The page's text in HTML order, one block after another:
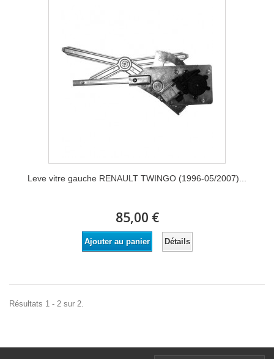
Leve vitre gauche RENAULT TWINGO (1996-05/2007)...
85,00 €
Ajouter au panier Détails
Résultats 1 - 2 sur 2.